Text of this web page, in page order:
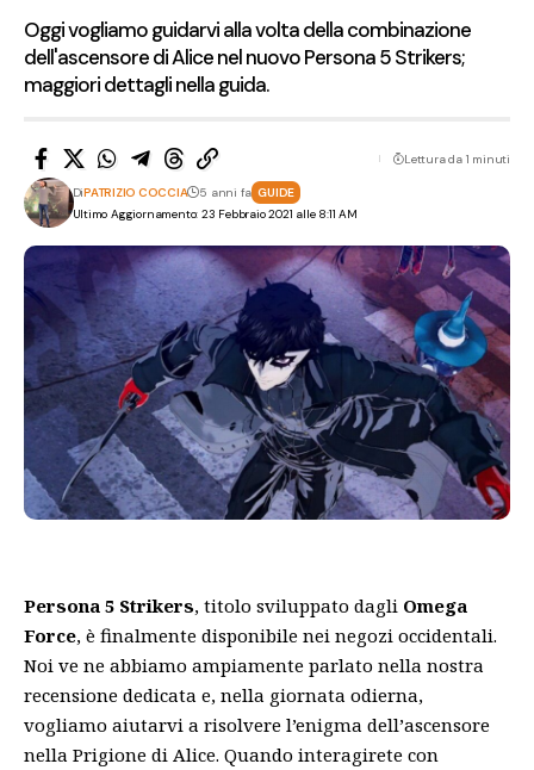
Oggi vogliamo guidarvi alla volta della combinazione
dell'ascensore di Alice nel nuovo Persona 5 Strikers;
maggiori dettagli nella guida.
Ultimo Aggiornamento: 23 Febbraio 2021 alle 8:11 AM
DiPATRIZIO COCCIA 5 anni fa GUIDE
Lettura da 1 minuti
Persona 5 Strikers, titolo sviluppato dagli Omega
Force, è finalmente disponibile nei negozi occidentali.
Noi ve ne abbiamo ampiamente parlato nella nostra
recensione dedicata e, nella giornata odierna,
vogliamo aiutarvi a risolvere l’enigma dell’ascensore
nella Prigione di Alice. Quando interagirete con